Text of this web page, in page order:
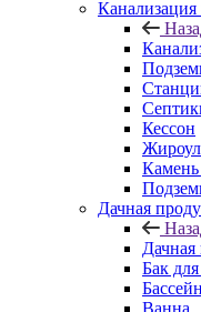
Канализация
Кессон
Камень
Дачная
Дачная
Бак
Бассейн
Ванна